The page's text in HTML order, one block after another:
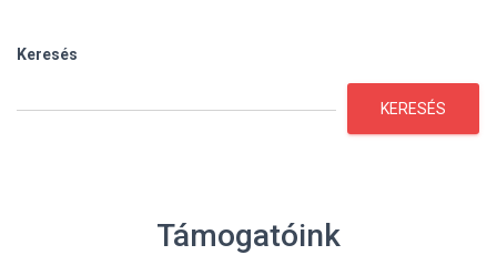
Keresés
KERESÉS
Támogatóink